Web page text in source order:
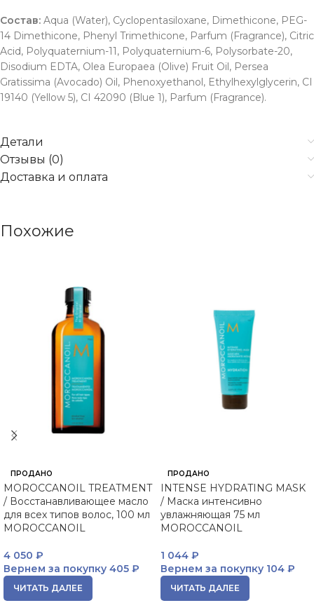
Состав: Aqua (Water), Cyclopentasiloxane, Dimethicone, PEG-
14 Dimethicone, Phenyl Trimethicone, Parfum (Fragrance), Citric
Acid, Polyquaternium-11, Polyquaternium-6, Polysorbate-20,
Disodium EDTA, Olea Europaea (Olive) Fruit Oil, Persea
Gratissima (Avocado) Oil, Phenoxyethanol, Ethylhexylglycerin, CI
19140 (Yellow 5), CI 42090 (Blue 1), Parfum (Fragrance).
Детали
Отзывы (0)
Доставка и оплата
Похожие
ПРОДАНО
MOROCCANOIL TREATMENT
/ Восстанавливающее масло
для всех типов волос, 100 мл
MOROCCANOIL
4 050 ₽
Вернем за покупку 405 ₽
ЧИТАТЬ ДАЛЕЕ
ПРОДАНО
INTENSE HYDRATING MASK
/ Маска интенсивно
увлажняющая 75 мл
MOROCCANOIL
1 044 ₽
Вернем за покупку 104 ₽
ЧИТАТЬ ДАЛЕЕ